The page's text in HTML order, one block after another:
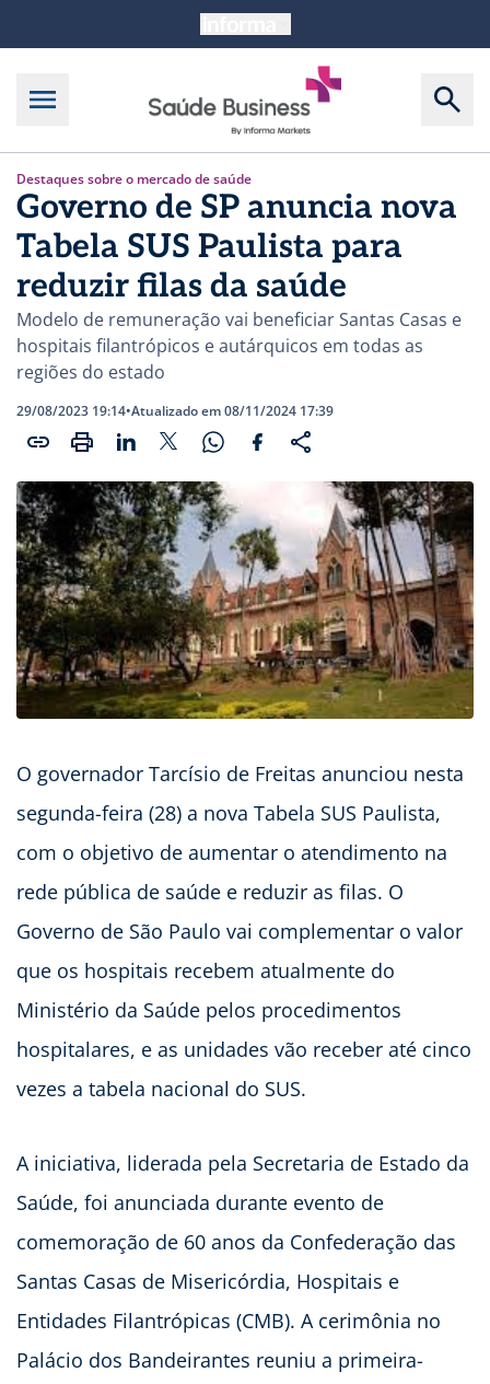
Destaques sobre o mercado de saúde
Governo de SP anuncia nova
Tabela SUS Paulista para
reduzir filas da saúde
Modelo de remuneração vai beneficiar Santas Casas e
hospitais filantrópicos e autárquicos em todas as
regiões do estado
29/08/2023 19:14•Atualizado em 08/11/2024 17:39
O governador Tarcísio de Freitas anunciou nesta
segunda-feira (28) a nova Tabela SUS Paulista,
com o objetivo de aumentar o atendimento na
rede pública de saúde e reduzir as filas. O
Governo de São Paulo vai complementar o valor
que os hospitais recebem atualmente do
Ministério da Saúde pelos procedimentos
hospitalares, e as unidades vão receber até cinco
vezes a tabela nacional do SUS.
A iniciativa, liderada pela Secretaria de Estado da
Saúde, foi anunciada durante evento de
comemoração de 60 anos da Confederação das
Santas Casas de Misericórdia, Hospitais e
Entidades Filantrópicas (CMB). A cerimônia no
Palácio dos Bandeirantes reuniu a primeira-